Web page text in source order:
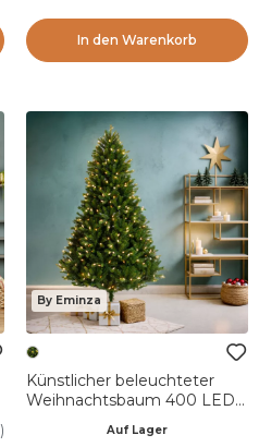
In den Warenkorb
)
By Eminza
Künstlicher beleuchteter
Weihnachtsbaum 400 LED
TannengrünAuf Lager